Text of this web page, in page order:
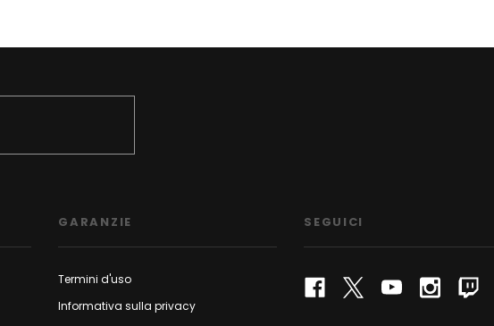
GARANZIE
Termini d'uso
Informativa sulla privacy
SEGUICI